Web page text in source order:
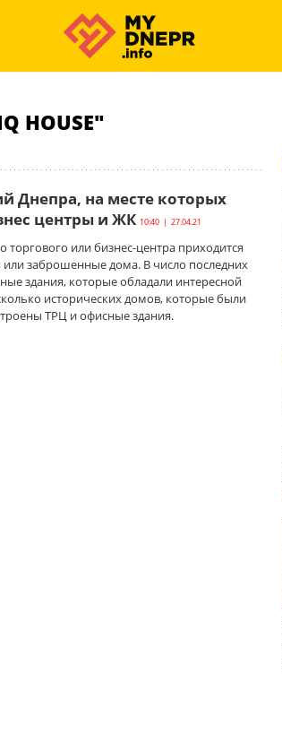
HOUSE"
Днепра, на месте которых
центры и ЖК 10:40 | 27.04.21
торгового или бизнес-центра приходится
заброшенные дома. В число последних
здания, которые обладали интересной
исторических домов, которые были
ТРЦ и офисные здания.